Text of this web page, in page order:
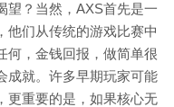
望？当然，AXS首先是一
他们从传统的游戏比赛中
何，金钱回报，做简单很
成就。许多早期玩家可能
更重要的是，如果核心无